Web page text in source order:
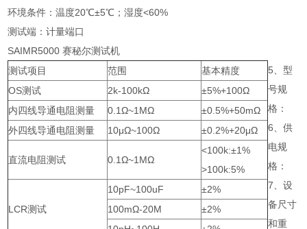
环境条件：温度20℃±5℃；湿度<60%
测试端：计量端口
SAIMR5000 赛秘尔测试机
测试项目
范围
基本精度
OS测试
2k-100kΩ
±5%+100Ω
内四线导通电阻测量
0.1Ω~1MΩ
±0.5%+50mΩ
外四线导通电阻测量
10μΩ~100Ω ±0.2%+20μΩ
直流电阻测试 0.1Ω~1MΩ
<100k:±1%
>100k:5%
LCR测试
10pF~100uF
±2%
100mΩ-20M
±2%
5、型
号规
格：
6、供
电规
格：
7、设
备尺寸
和重